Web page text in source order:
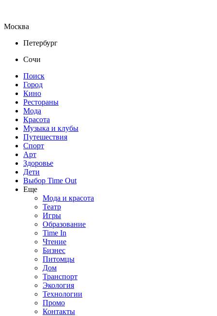
Москва
Петербург
Сочи
Поиск
Город
Кино
Рестораны
Мода
Красота
Музыка и клубы
Путешествия
Спорт
Арт
Здоровье
Дети
Выбор Time Out
Еще
Мода и красота
Театр
Игры
Образование
Time In
Чтение
Бизнес
Питомцы
Дом
Транспорт
Экология
Технологии
Промо
Контакты